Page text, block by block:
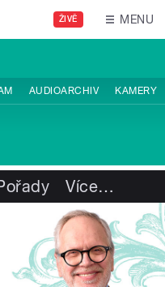
ŽIVĚ MENU
AUDIOARCHIV KAMERY
Více…